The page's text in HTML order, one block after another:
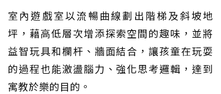
室內遊戲室以流暢曲線劃出階梯及斜坡地
坪，藉高低層次增添探索空間的趣味，並將
益智玩具和欄杆、牆面結合，讓孩童在玩耍
的過程也能激盪腦力、強化思考邏輯，達到
寓教於樂的目的。